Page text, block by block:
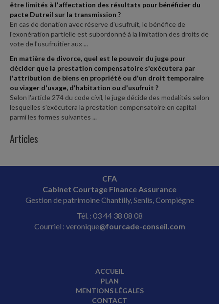
être limités à l'affectation des résultats pour bénéficier du
pacte Dutreil sur la transmission ?
En cas de donation avec réserve d'usufruit, le bénéfice de
l'exonération partielle est subordonné à la limitation des droits de
vote de l'usufruitier aux ...
En matière de divorce, quel est le pouvoir du juge pour
décider que la prestation compensatoire s'exécutera par
l'attribution de biens en propriété ou d'un droit temporaire
ou viager d'usage, d'habitation ou d'usufruit ?
Selon l'article 274 du code civil, le juge décide des modalités selon
lesquelles s'exécutera la prestation compensatoire en capital
parmi les formes suivantes ...
Articles
CFA
Cabinet Courtage Finance Assurance
Gestion de patrimoine Chantilly, Senlis, Compiègne
Tél. : 03 44 38 08 08
Courriel : veronique@fourcade-conseil.com
ACCUEIL
PLAN
MENTIONS LÉGALES
CONTACT